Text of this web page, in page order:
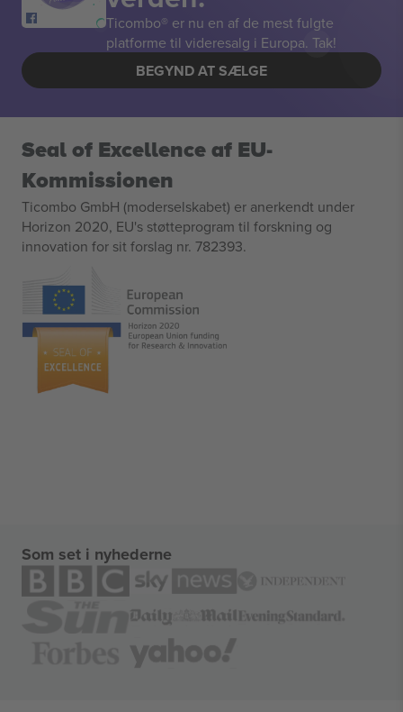
Ticombo® er nu en af de mest fulgte
platforme til videresalg i Europa. Tak!
BEGYND AT SÆLGE
Seal of Excellence af EU-
Kommissionen
Ticombo GmbH (moderselskabet) er anerkendt under
Horizon 2020, EU's støtteprogram til forskning og
innovation for sit forslag nr. 782393.
Som set i nyhederne